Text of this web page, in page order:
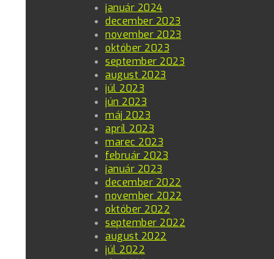
január 2024
december 2023
november 2023
október 2023
september 2023
august 2023
júl 2023
jún 2023
máj 2023
apríl 2023
marec 2023
február 2023
január 2023
december 2022
november 2022
október 2022
september 2022
august 2022
júl 2022